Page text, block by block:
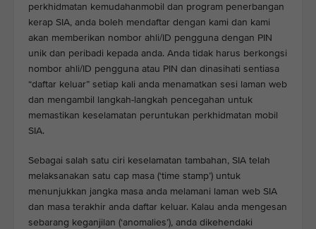
perkhidmatan kemudahanmobil dan program penerbangan
kerap SIA, anda boleh mendaftar dengan kami dan kami
akan memberikan nombor ahli/ID pengguna dengan PIN
unik dan peribadi kepada anda. Anda tidak harus berkongsi
nombor ahli/ID pengguna atau PIN dan dinasihati sentiasa
“daftar keluar” setiap kali anda menamatkan sesi laman web
dan mengambil langkah-langkah pencegahan untuk
memastikan keselamatan peruntukan perkhidmatan mobil
SIA.
Sebagai salah satu ciri keselamatan tambahan, SIA telah
melaksanakan satu cap masa (‘time stamp’) untuk
menunjukkan jangka masa anda melamani laman web SIA
dan masa terakhir anda daftar keluar. Kalau anda mengesan
sebarang keganjilan (‘anomalies’), anda dikehendaki